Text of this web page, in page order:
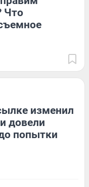
Что
изменил
довели
попытки